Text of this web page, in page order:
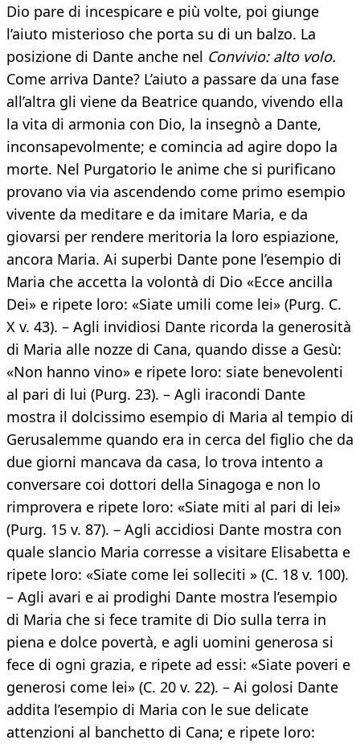
Dio pare di incespicare e più volte, poi giunge
l’aiuto misterioso che porta su di un balzo. La
posizione di Dante anche nel Convivio: alto volo.
Come arriva Dante? L’aiuto a passare da una fase
all’altra gli viene da Beatrice quando, vivendo ella
la vita di armonia con Dio, la insegnò a Dante,
inconsapevolmente; e comincia ad agire dopo la
morte. Nel Purgatorio le anime che si purificano
provano via via ascendendo come primo esempio
vivente da meditare e da imitare Maria, e da
giovarsi per rendere meritoria la loro espiazione,
ancora Maria. Ai superbi Dante pone l’esempio di
Maria che accetta la volontà di Dio «Ecce ancilla
Dei» e ripete loro: «Siate umili come lei» (Purg. C.
X v. 43). – Agli invidiosi Dante ricorda la generosità
di Maria alle nozze di Cana, quando disse a Gesù:
«Non hanno vino» e ripete loro: siate benevolenti
al pari di lui (Purg. 23). – Agli iracondi Dante
mostra il dolcissimo esempio di Maria al tempio di
Gerusalemme quando era in cerca del figlio che da
due giorni mancava da casa, lo trova intento a
conversare coi dottori della Sinagoga e non lo
rimprovera e ripete loro: «Siate miti al pari di lei»
(Purg. 15 v. 87). – Agli accidiosi Dante mostra con
quale slancio Maria corresse a visitare Elisabetta e
ripete loro: «Siate come lei solleciti » (C. 18 v. 100).
– Agli avari e ai prodighi Dante mostra l’esempio
di Maria che si fece tramite di Dio sulla terra in
piena e dolce povertà, e agli uomini generosa si
fece di ogni grazia, e ripete ad essi: «Siate poveri e
generosi come lei» (C. 20 v. 22). – Ai golosi Dante
addita l’esempio di Maria con le sue delicate
attenzioni al banchetto di Cana; e ripete loro: